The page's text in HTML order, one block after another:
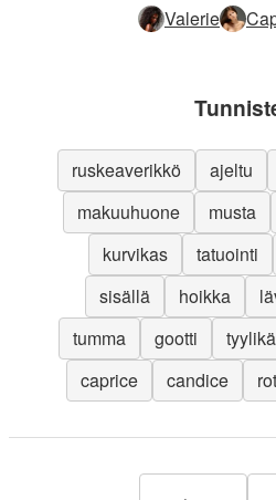
Valerie
ruskeaverikkö ajeltu
makuuhuone
musta
kurvikas
tatuointi
sisällä
hoikka
tumma
gootti
caprice
candice